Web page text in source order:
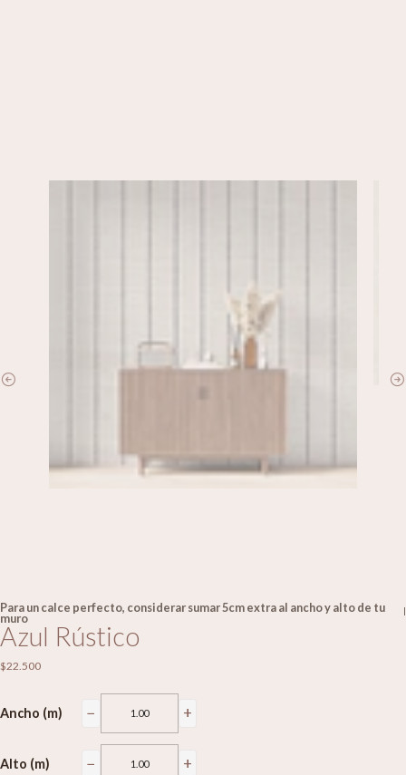
Para un calce perfecto, considerar sumar 5cm extra al ancho y alto de tu
muro
|
Azul Rústico
$22.500
Ancho (m) − +
Alto (m) − +